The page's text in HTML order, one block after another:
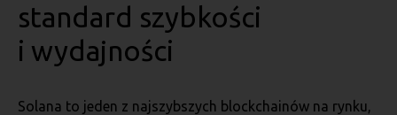
standard szybkości
i wydajności
Solana to jeden z najszybszych blockchainów na rynku,